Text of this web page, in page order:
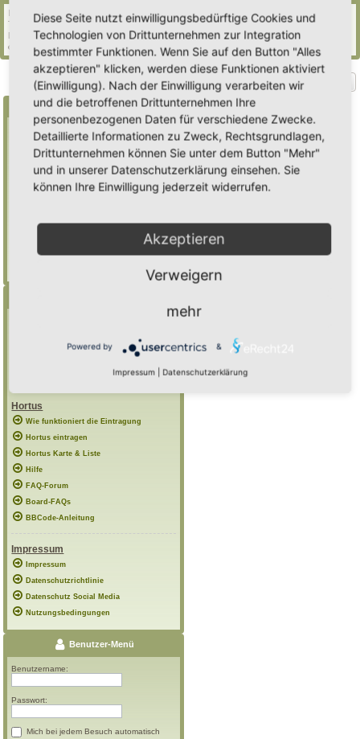
Insgesamt sind79 Besucher online :: 2 sichtbare Mitglieder, 0 unsichtbare Mitglieder und
77 Gäste (basierend auf den aktiven Besuchern der letzten 5 Minuten)
Der Besucherrekord liegt bei2235Besuchern, die am Mi 29. Jul 2026, 21:02 gleichzeitig
online waren.
Gehe zu
Suche
Benutze ein * als Platzhalter für teilweis
Übereinstimmungen
Mulchfindet "Mulch", Mulch*findet auch
Weitere Hilfe zur Suche
Foren-Übersicht
Hortus
Wie funktioniert die Eintragung
Hortus eintragen
Hortus Karte & Liste
Hilfe
FAQ-Forum
Board-FAQs
BBCode-Anleitung
Impressum
Impressum
Datenschutzrichtlinie
Datenschutz Social Media
Nutzungsbedingungen
Benutzer-Menü
Benutzername:
Passwort:
Mich bei jedem Besuch automatisch
Diese Seite nutzt einwilligungsbedürftige Cookies und
Technologien von Drittunternehmen zur Integration
bestimmter Funktionen. Wenn Sie auf den Button "Alles
akzeptieren" klicken, werden diese Funktionen aktiviert
(Einwilligung). Nach der Einwilligung verarbeiten wir
und die betroffenen Drittunternehmen Ihre
personenbezogenen Daten für verschiedene Zwecke.
Detaillierte Informationen zu Zweck, Rechtsgrundlagen,
Drittunternehmen können Sie unter dem Button "Mehr"
und in unserer Datenschutzerklärung einsehen. Sie
können Ihre Einwilligung jederzeit widerrufen.
Akzeptieren
Verweigern
mehr
Powered by &
Impressum Datenschutzerklärung